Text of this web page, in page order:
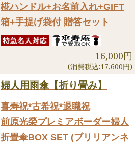
椛ハンドル+お名前入れ+GIFT
箱+手提げ袋付 贈答セット
16,000円
(消費税込:17,600円)
婦人用雨傘【折り畳み】
喜寿祝*古希祝*退職祝
前原光榮プレミアボーダー婦人
折畳傘BOX SET (ブリリアンネ